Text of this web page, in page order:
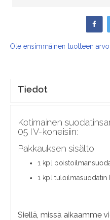
Ole ensimmäinen tuotteen
Tiedot
Kotimainen
05 IV-koneisiin:
Pakkauksen sisältö
1 kpl
1 kpl tuloilmasuodatin
Siellä, missä aikaamme